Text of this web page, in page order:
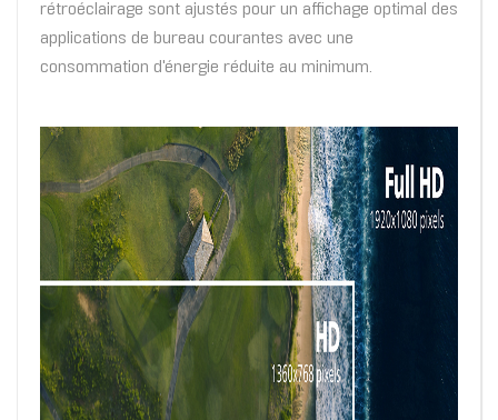
rétroéclairage sont ajustés pour un affichage optimal des
applications de bureau courantes avec une
consommation d'énergie réduite au minimum.